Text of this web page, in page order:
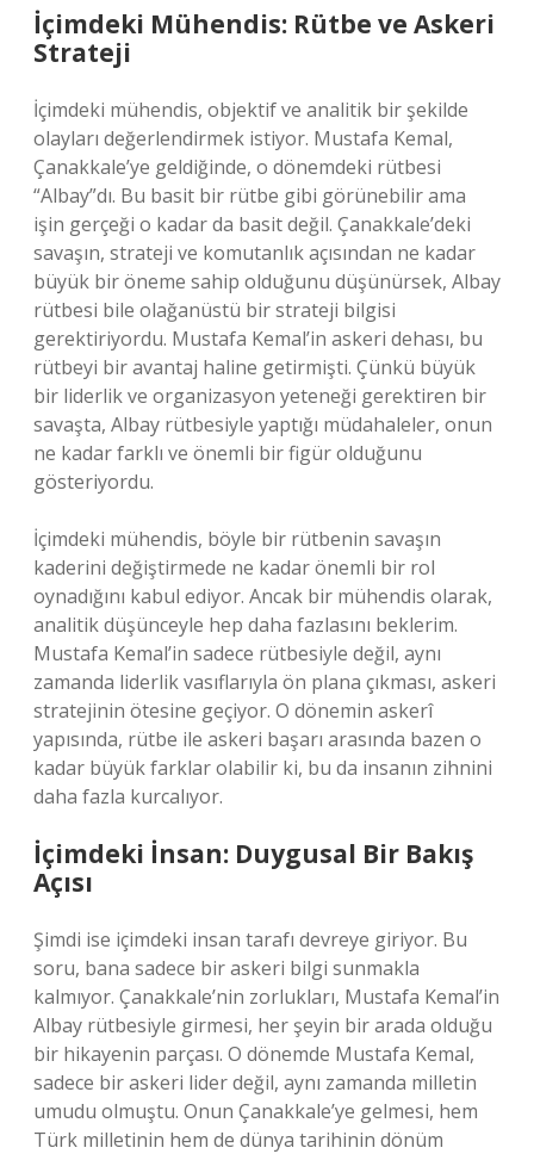
İçimdeki Mühendis: Rütbe ve Askeri
Strateji
İçimdeki mühendis, objektif ve analitik bir şekilde
olayları değerlendirmek istiyor. Mustafa Kemal,
Çanakkale’ye geldiğinde, o dönemdeki rütbesi
“Albay”dı. Bu basit bir rütbe gibi görünebilir ama
işin gerçeği o kadar da basit değil. Çanakkale’deki
savaşın, strateji ve komutanlık açısından ne kadar
büyük bir öneme sahip olduğunu düşünürsek, Albay
rütbesi bile olağanüstü bir strateji bilgisi
gerektiriyordu. Mustafa Kemal’in askeri dehası, bu
rütbeyi bir avantaj haline getirmişti. Çünkü büyük
bir liderlik ve organizasyon yeteneği gerektiren bir
savaşta, Albay rütbesiyle yaptığı müdahaleler, onun
ne kadar farklı ve önemli bir figür olduğunu
gösteriyordu.
İçimdeki mühendis, böyle bir rütbenin savaşın
kaderini değiştirmede ne kadar önemli bir rol
oynadığını kabul ediyor. Ancak bir mühendis olarak,
analitik düşünceyle hep daha fazlasını beklerim.
Mustafa Kemal’in sadece rütbesiyle değil, aynı
zamanda liderlik vasıflarıyla ön plana çıkması, askeri
stratejinin ötesine geçiyor. O dönemin askerî
yapısında, rütbe ile askeri başarı arasında bazen o
kadar büyük farklar olabilir ki, bu da insanın zihnini
daha fazla kurcalıyor.
İçimdeki İnsan: Duygusal Bir Bakış
Açısı
Şimdi ise içimdeki insan tarafı devreye giriyor. Bu
soru, bana sadece bir askeri bilgi sunmakla
kalmıyor. Çanakkale’nin zorlukları, Mustafa Kemal’in
Albay rütbesiyle girmesi, her şeyin bir arada olduğu
bir hikayenin parçası. O dönemde Mustafa Kemal,
sadece bir askeri lider değil, aynı zamanda milletin
umudu olmuştu. Onun Çanakkale’ye gelmesi, hem
Türk milletinin hem de dünya tarihinin dönüm